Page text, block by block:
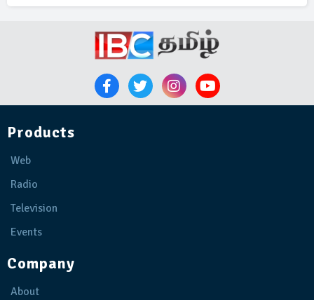
Products
Web
Radio
Television
Events
Company
About